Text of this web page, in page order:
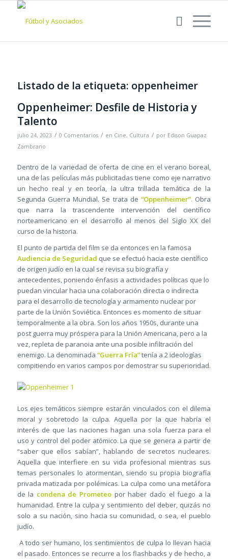
Listado de la etiqueta: oppenheimer
Oppenheimer: Desfile de Historia y
Talento
julio 24, 2023 / 0 Comentarios / en Cine, Cultura / por Edison Guapaz
Zambrano
Dentro de la variedad de oferta de cine en el verano boreal,
una de las películas más publicitadas tiene como eje narrativo
un hecho real y en teoría, la ultra trillada temática de la
Segunda Guerra Mundial. Se trata de“Oppenheimer”. Obra
que narra la trascendente intervención del científico
norteamericano en el desarrollo al menos del Siglo XX del
curso de la historia.
El punto de partida del film se da entonces en la famosa
Audiencia de Seguridad que se efectuó hacia este científico
de origen judío en la cual se revisa su biografía y
antecedentes, poniendo énfasis a actividades políticas que lo
puedan vincular hacia una colaboración directa o indirecta
para el desarrollo de tecnología y armamento nuclear por
parte de la Unión Soviética. Entonces es momento de situar
temporalmente a la obra. Son los años 1950s, durante una
post guerra muy próspera para la Unión Americana, pero a la
vez, repleta de paranoia ante una posible infiltración del
enemigo. La denominada “Guerra Fría”tenía a 2 ideologías
compitiendo en varios campos por demostrar su superioridad.
Los ejes temáticos siempre estarán vinculados con el dilema
moral y sobretodo la culpa. Aquella por la que habría el
interés de que las naciones hagan una sola fuerza para el
uso y control del poder atómico. La que se genera a partir de
“saber que ellos sabían”, hablando de secretos nucleares.
Aquella que interfiere en su vida profesional mientras sus
temas personales lo atormentan, siendo su propia biografía
privada matizada por polémicas. La culpa como una metáfora
de la condena de Prometeo por haber dado el fuego a la
humanidad. Entre la culpa y sentimiento del deber, quizás no
solo a su nación, sino hacia su comunidad, o sea, el pueblo
judío.
A todo ser humano, los sentimientos de culpa lo llevan hacia
el pasado. Entonces se recurre a los flashbacks y de hecho, a